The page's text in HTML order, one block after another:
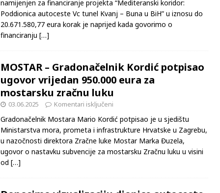
Nedavna odluka Vlade Federacije kojom FBiH prihvaća grant
namijenjen za financiranje projekta “Mediteranski koridor:
Poddionica autoceste Vc tunel Kvanj – Buna u BiH” u iznosu do
20.671.580,77 eura korak je naprijed kada govorimo o
MOSTAR – Gradonačelnik Kordić potpisao
ugovor vrijedan 950.000 eura za
mostarsku zračnu luku
03.06.2025 Komentari isključeni
Gradonačelnik Mostara Mario Kordić potpisao je u sjedištu
Ministarstva mora, prometa i infrastrukture Hrvatske u Zagrebu,
u nazočnosti direktora Zračne luke Mostar Marka Đuzela,
ugovor o nastavku subvencije za mostarsku Zračnu luku u visini